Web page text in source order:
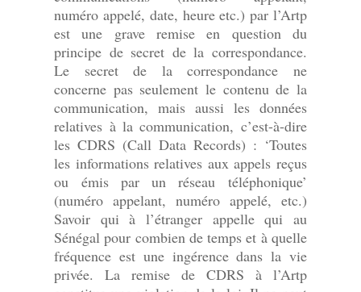
numéro appelé, date, heure etc.) par l’Artp
est une grave remise en question du
principe de secret de la correspondance.
Le secret de la correspondance ne
concerne pas seulement le contenu de la
communication, mais aussi les données
relatives à la communication, c’est-à-dire
les CDRS (Call Data Records) : ‘Toutes
les informations relatives aux appels reçus
ou émis par un réseau téléphonique’
(numéro appelant, numéro appelé, etc.)
Savoir qui à l’étranger appelle qui au
Sénégal pour combien de temps et à quelle
fréquence est une ingérence dans la vie
privée. La remise de CDRS à l’Artp